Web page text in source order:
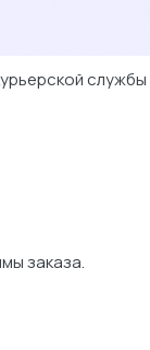
заказа.